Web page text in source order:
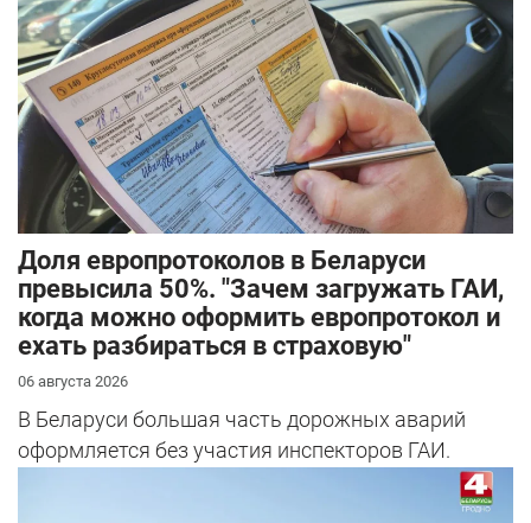
Доля европротоколов в Беларуси
превысила 50%. "Зачем загружать ГАИ,
когда можно оформить европротокол и
ехать разбираться в страховую"
06 августа 2026
В Беларуси большая часть дорожных аварий
оформляется без участия инспекторов ГАИ.